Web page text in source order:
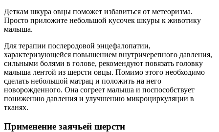
Деткам шкура овцы поможет избавиться от метеоризма.
Просто приложите небольшой кусочек шкуры к животику
малыша.
Для терапии послеродовой энцефалопатии,
характеризующейся повышением внутричерепного давления,
сильными болями в голове, рекомендуют повязать головку
малыша лентой из шерсти овцы. Помимо этого необходимо
сделать небольшой матрац и положить на него
новорожденного. Она согреет малыша и поспособствует
понижению давления и улучшению микроциркуляции в
тканях.
Применение заячьей шерсти